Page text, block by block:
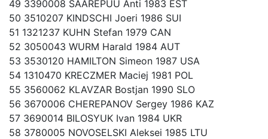
49 3390008 SAAREPUU Anti 1983 EST
50 3510207 KINDSCHI Joeri 1986 SUI
51 1321237 KUHN Stefan 1979 CAN
52 3050043 WURM Harald 1984 AUT
53 3530120 HAMILTON Simeon 1987 USA
54 1310470 KRECZMER Maciej 1981 POL
55 3560062 KLAVZAR Bostjan 1990 SLO
56 3670006 CHEREPANOV Sergey 1986 KAZ
57 3690014 BILOSYUK Ivan 1984 UKR
58 3780005 NOVOSELSKI Aleksei 1985 LTU